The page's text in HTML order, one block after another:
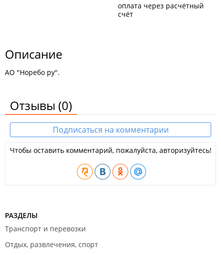
оплата через расчётный
счёт
Описание
АО "Норебо ру".
Отзывы (0)
Подписаться на комментарии
Чтобы оставить комментарий, пожалуйста, авторизуйтесь!
РАЗДЕЛЫ
Транспорт и перевозки
Отдых, развлечения, спорт